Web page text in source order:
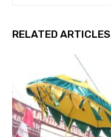
RELATED ARTICLES